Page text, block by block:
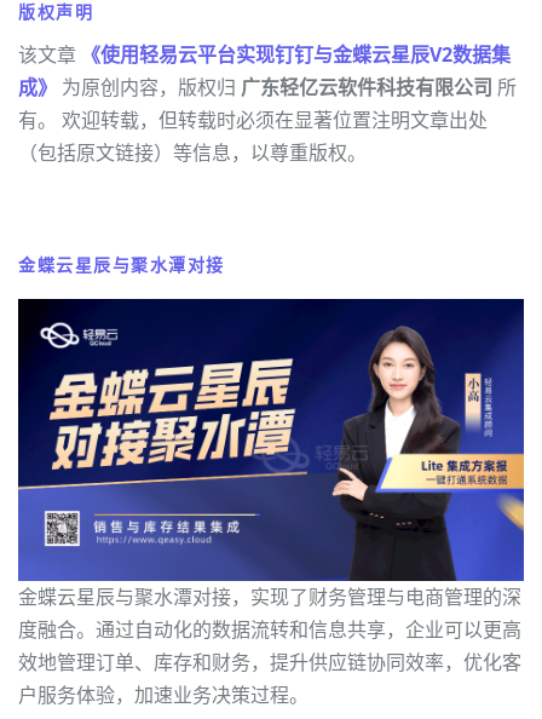
版权声明
该文章 《使用轻易云平台实现钉钉与金蝶云星辰V2数据集
成》 为原创内容，版权归 广东轻亿云软件科技有限公司 所
有。 欢迎转载，但转载时必须在显著位置注明文章出处
（包括原文链接）等信息，以尊重版权。
金蝶云星辰与聚水潭对接
金蝶云星辰与聚水潭对接，实现了财务管理与电商管理的深
度融合。通过自动化的数据流转和信息共享，企业可以更高
效地管理订单、库存和财务，提升供应链协同效率，优化客
户服务体验，加速业务决策过程。